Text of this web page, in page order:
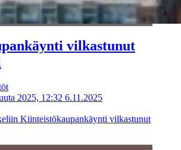
vilkastunut
2025, 12:32 6.11.2025
Kiinteistökaupankäynti vilkastunut